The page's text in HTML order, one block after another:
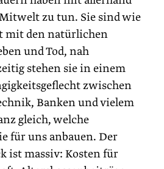
zu tun. Sie sind wie
mit den natürlichen
und Tod, nah
stehen sie in einem
zwischen
Banken und vielem
gleich, welche
für uns anbauen. Der
ist massiv: Kosten für